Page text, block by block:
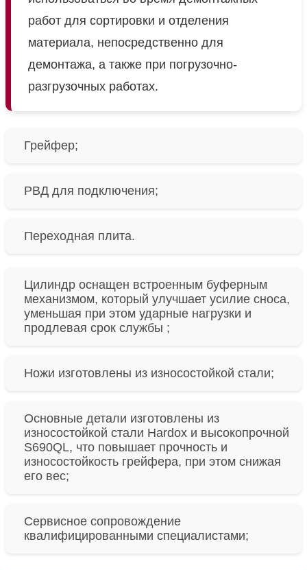
работ для сортировки и отделения
материала, непосредственно для
демонтажа, а также при погрузочно-
разгрузочных работах.
Грейфер;
РВД для подключения;
Переходная плита.
Цилиндр оснащен встроенным буферным
механизмом, который улучшает усилие сноса,
уменьшая при этом ударные нагрузки и
продлевая срок службы ;
Ножи изготовлены из износостойкой стали;
Основные детали изготовлены из
износостойкой стали Hardox и высокопрочной
S690QL, что повышает прочность и
износостойкость грейфера, при этом снижая
его вес;
Сервисное сопровождение
квалифицированными специалистами;